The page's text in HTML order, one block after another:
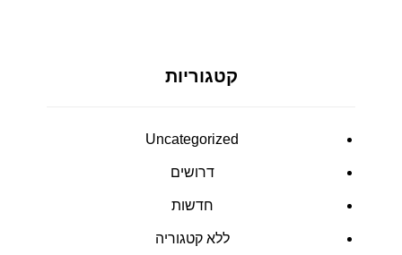
קטגוריות
Uncategorized
דרושים
חדשות
ללא קטגוריה